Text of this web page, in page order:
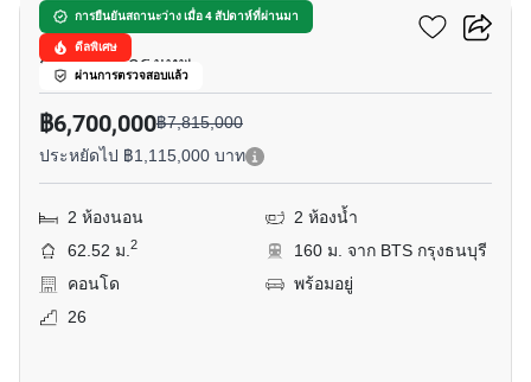
การยืนยันสถานะว่าง เมื่อ 4 สัปดาห์ที่ผ่านมา
ดีลพิเศษ
ผ่านการตรวจสอบแล้ว
คิว เฮาส์ สาทร
กรุงธนบุรี, กรุงเทพ
฿6,700,000฿7,815,000
ประหยัดไป ฿1,115,000 บาท
2 ห้องนอน
2 ห้องน้ำ
62.52 ม.2
160 ม. จาก BTS กรุงธนบุรี
คอนโด
พร้อมอยู่
26